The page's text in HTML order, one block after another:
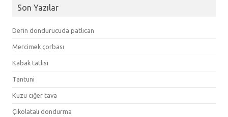
Son Yazılar
Derin dondurucuda patlıcan
Mercimek çorbası
Kabak tatlısı
Tantuni
Kuzu ciğer tava
Çikolatalı dondurma